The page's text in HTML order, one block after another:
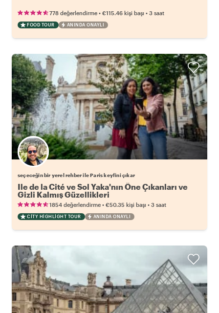
778 değerlendirme • €115.46 kişi başı • 3 saat
FOOD TOUR ANINDA ONAYLI
Favori yerel rehberini seç
seçeceğin bir yerel rehber ile Paris keyfini çıkar
Ile de la Cité ve Sol Yaka'nın Öne Çıkanları ve
Gizli Kalmış Güzellikleri
1854 değerlendirme • €50.35 kişi başı • 3 saat
CITY HIGHLIGHT TOUR ANINDA ONAYLI